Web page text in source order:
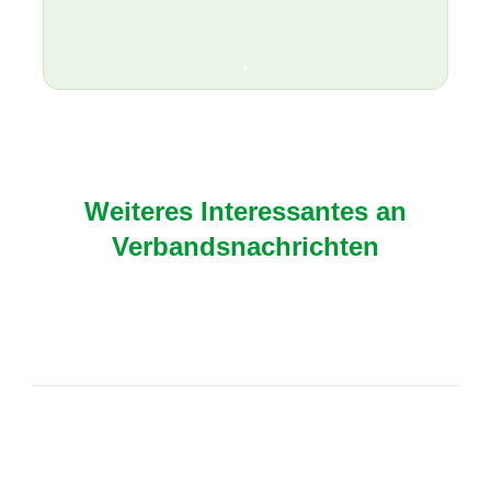
Weiteres Interessantes an
Verbandsnachrichten